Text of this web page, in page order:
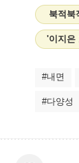
북적북
'이지은
#내면
#다양성